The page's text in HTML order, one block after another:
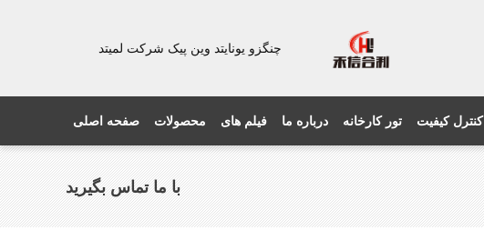
چنگزو یونایتد وین پیک شرکت لمیتد
صفحه اصلی محصولات فیلم های درباره ما تور کارخانه کنترل کیفیت
با ما تماس بگیرید